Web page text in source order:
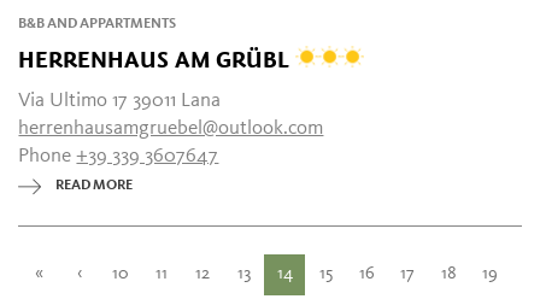
B&B AND APPARTMENTS
HERRENHAUS AM GRÜBL
Via Ultimo 17 39011 Lana
herrenhausamgruebel@outlook.com
Phone+39 339 3607647
READ MORE
« ‹ 10 11 12 13 14 15 16 17 18 19